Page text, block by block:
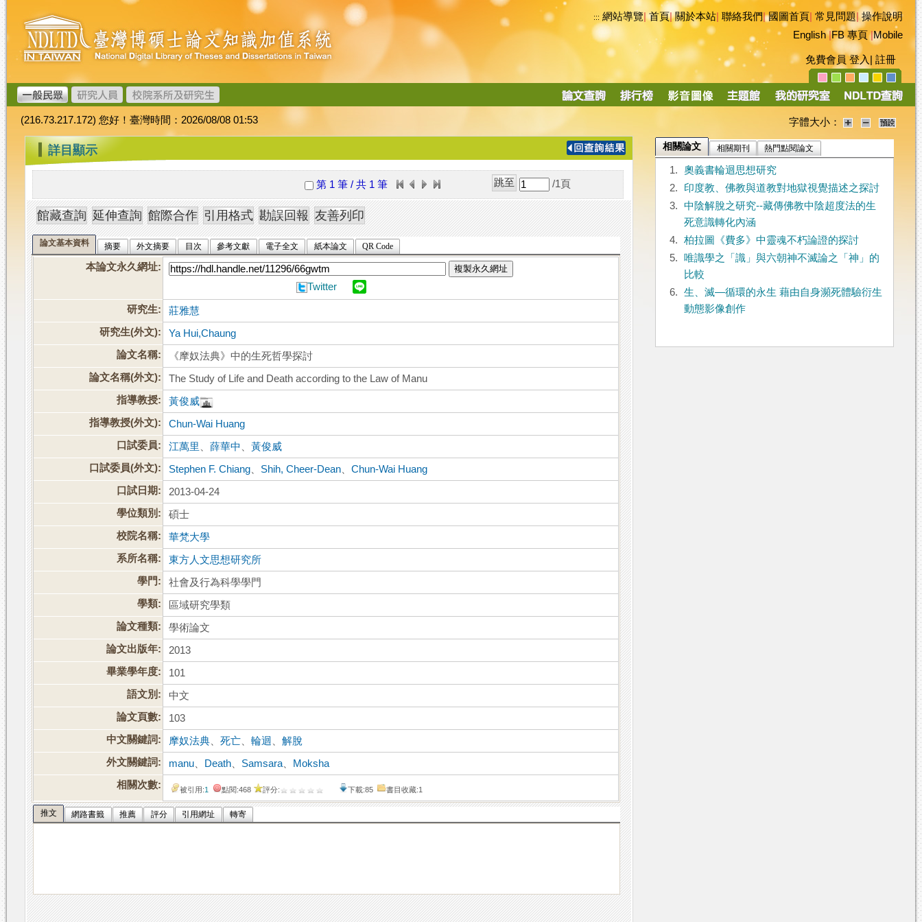
跳
到
主
要
內
容
臺
灣
博
碩
士
論
文
加
值
系
統
::: 網站導覽|首頁|關於本站 聯絡我們|國圖首頁 常見問題|操作說明
English|FB 專頁|Mobile
免費會員 登入 註冊
導
(216.73.217.172) 您好！臺灣時間：2026/08/08 01:53 字體大小：
::: 詳目顯示
第 1 筆 / 共 1 筆 /1 頁
論文基本資料 摘要 外文摘要 目次 參考文獻 電子全文 紙本論文 QR Code
本論文永久網址: 複製永久網址
Twitter
研究生:
莊雅慧
研究生(外文):
Ya Hui,Chaung
論文名稱:
《摩奴法典》中的生死哲學探討
論文名稱(外文):
The Study of Life and Death according to the Law of Manu
指導教授:
黃俊威
指導教授(外文):
Chun-Wai Huang
口試委員:
江萬里 、薛華中 、黃俊威
口試委員(外文):
Stephen F. Chiang Shih, Cheer-Dean 、Chun-Wai Huang
口試日期:
2013-04-24
學位類別:
碩士
校院名稱:
華梵大學
系所名稱:
東方人文思想研究所
學門:
社會及行為科學學門
學類:
區域研究學類
論文種類:
學術論文
論文出版年:
2013
畢業學年度:
101
語文別:
中文
論文頁數:
103
中文關鍵詞:
摩奴法典 、死亡 、輪迴 、解脫
外文關鍵詞:
manu Death Samsara
Moksha
相關次數:
被引用:1 點閱:468 評分: 下載:85 書目收藏:1
推文 網路書籤 推薦 評分 引用網址 轉寄
相關論文 相關期刊 熱門點閱論文
1.
奧義書輪迴思想研究
2.
印度教、佛教與道教對地獄視覺描述之探討
3.
中陰解脫之研究--藏傳佛教中陰超度法的生
死意識轉化內涵
4.
柏拉圖《費多》中靈魂不朽論證的探討
5.
唯識學之「識」與六朝神不滅論之「神」的
比較
6.
生、滅—循環的永生 藉由自身瀕死體驗衍生
動態影像創作